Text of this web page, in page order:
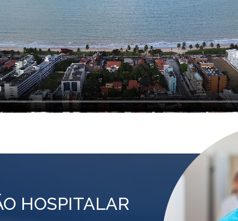
HOSPITALAR